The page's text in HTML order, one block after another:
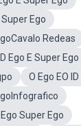
Ego
Redeas
Ego E Super Ego
O Ego EO
Super Ego